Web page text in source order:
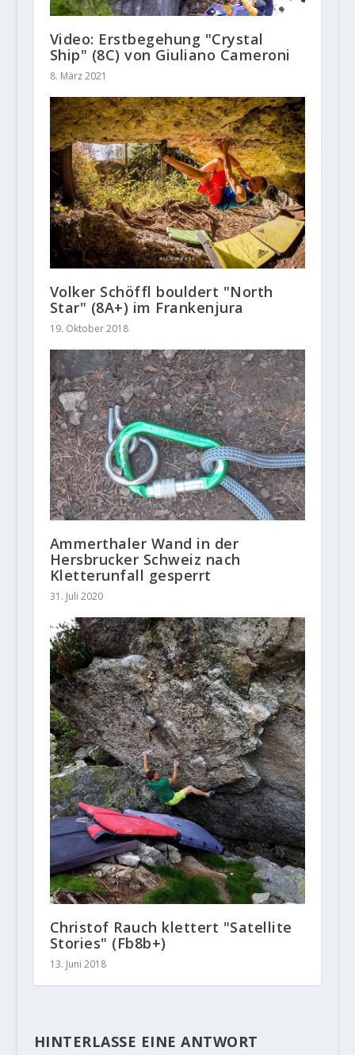
Video: Erstbegehung "Crystal
Ship" (8C) von Giuliano Cameroni
8. März 2021
Volker Schöffl bouldert "North
Star" (8A+) im Frankenjura
19. Oktober 2018
Ammerthaler Wand in der
Hersbrucker Schweiz nach
Kletterunfall gesperrt
31. Juli 2020
Christof Rauch klettert "Satellite
Stories" (Fb8b+)
13. Juni 2018
HINTERLASSE EINE ANTWORT